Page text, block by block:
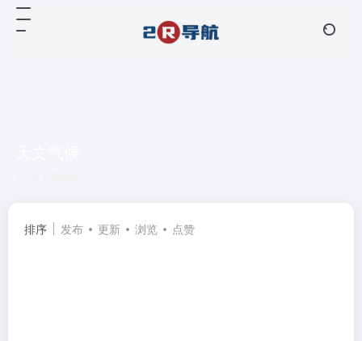
排序 发布 更新 浏览 点赞